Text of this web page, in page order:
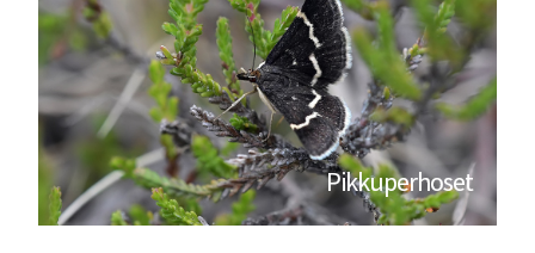
Pikkuperhoset